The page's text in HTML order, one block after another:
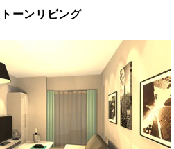
ーンリビング